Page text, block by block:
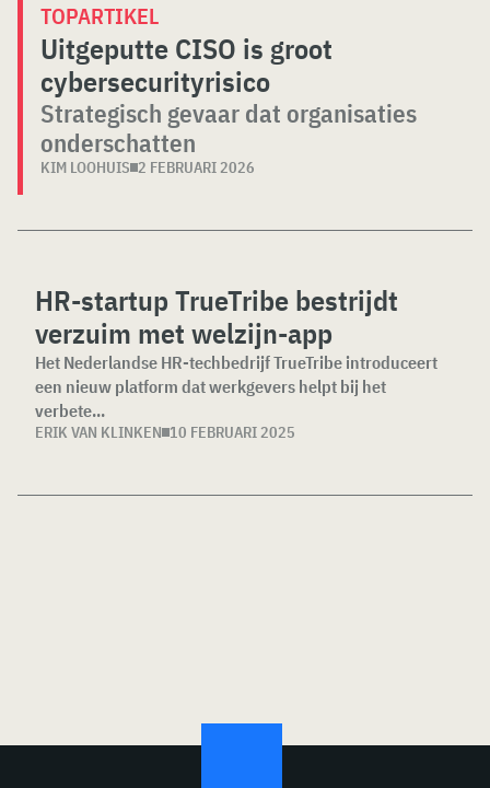
TOPARTIKEL
Uitgeputte CISO is groot
cybersecurityrisico
Strategisch gevaar dat organisaties
onderschatten
KIM LOOHUIS 2 FEBRUARI 2026
HR-startup TrueTribe bestrijdt
verzuim met welzijn-app
Het Nederlandse HR-techbedrijf TrueTribe introduceert
een nieuw platform dat werkgevers helpt bij het
verbete...
ERIK VAN KLINKEN 10 FEBRUARI 2025